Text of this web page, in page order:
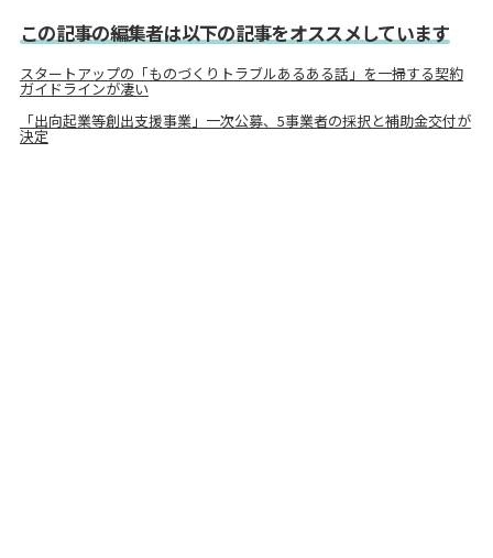
この記事の編集者は以下の記事をオススメしています
スタートアップの「ものづくりトラブルあるある話」を一掃する契約
ガイドラインが凄い
「出向起業等創出支援事業」一次公募、5事業者の採択と補助金交付が
決定